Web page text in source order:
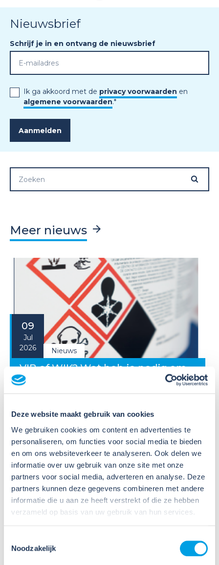
Deze website maakt gebruik van cookies
We gebruiken cookies om content en advertenties te
personaliseren, om functies voor social media te bieden
en om ons websiteverkeer te analyseren. Ook delen we
informatie over uw gebruik van onze site met onze
partners voor social media, adverteren en analyse. Deze
partners kunnen deze gegevens combineren met andere
informatie die u aan ze heeft verstrekt of die ze hebben
verzameld op basis van uw gebruik van hun services.
Noodzakelijk
Nieuwsbrief
Schrijf je in en ontvang de nieuwsbrief
Ik ga akkoord met de privacy voorwaarden en
algemene voorwaarden.*
Meer nieuws
09
Jul
2026
Nieuws
VIB of WIK? Wat heb je nodig om
veilig te werken met gevaarlijke
stoffen?
Veel organisaties hebben
Veiligheidsinformatiebladen (VIB's) of mini-VIB's
beschikbaar voor de gevaarlijke stoffen waarmee zij
werken. Dat is een belangrijke eerste stap, maar
daarmee voldoe je nog niet aan de verplichtingen
u...
Lees verder